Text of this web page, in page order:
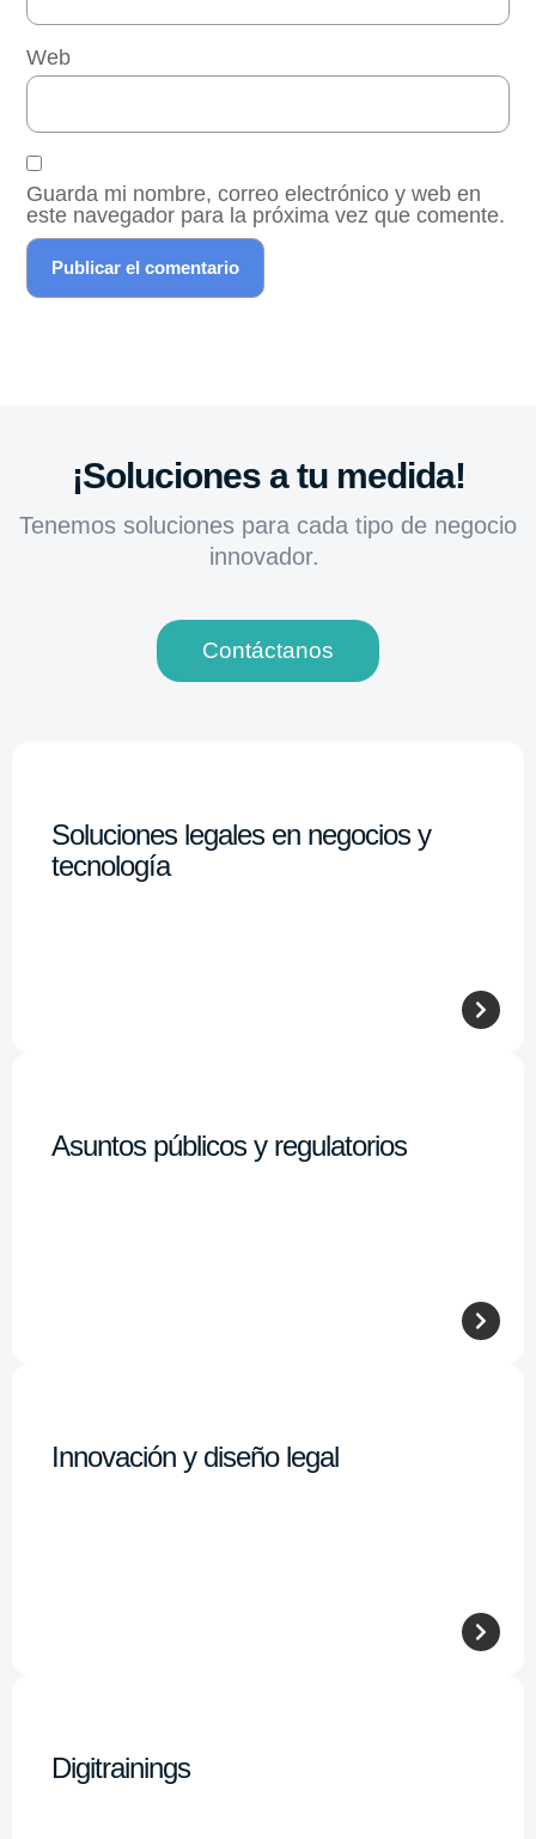
Web
Guarda mi nombre, correo electrónico y web en
este navegador para la próxima vez que comente.
¡Soluciones a tu medida!
Tenemos soluciones para cada tipo de negocio
innovador.
Contáctanos
Soluciones legales en negocios y
tecnología
Asuntos públicos y regulatorios
Innovación y diseño legal
Digitrainings